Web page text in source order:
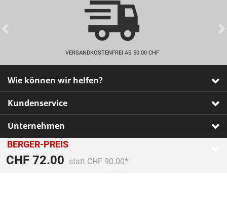
BERGER-PREIS
CHF 72.00 Preis reduziert von
statt CHF 90.00
An
VERSANDKOSTENFREI AB 50.00 CHF
Previous
Wie können wir helfen?
Kundenservice
Unternehmen
Zahlarten